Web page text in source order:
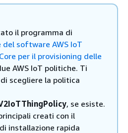
il programma di
del software AWS IoT
per il provisioning delle
AWS IoT politiche. Ti
scegliere la politica
, se esiste.
creati con il
installazione rapida